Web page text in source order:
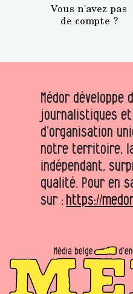
Vous n'avez pas
de compte ?
Médor développe
journalistiques
d’organisation
notre territoire,
indépendant,
qualité. Pour en
sur : https://